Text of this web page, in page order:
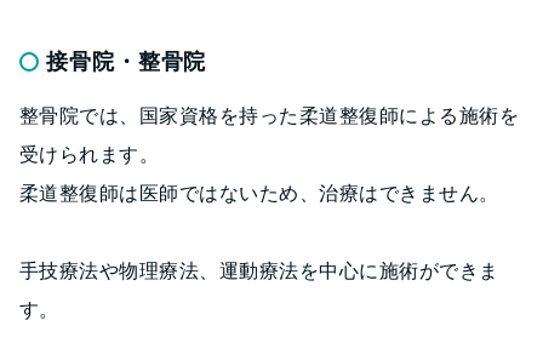
接骨院・整骨院
整骨院では、国家資格を持った柔道整復師による施術を
受けられます。
柔道整復師は医師ではないため、治療はできません。
手技療法や物理療法、運動療法を中心に施術ができま
す。